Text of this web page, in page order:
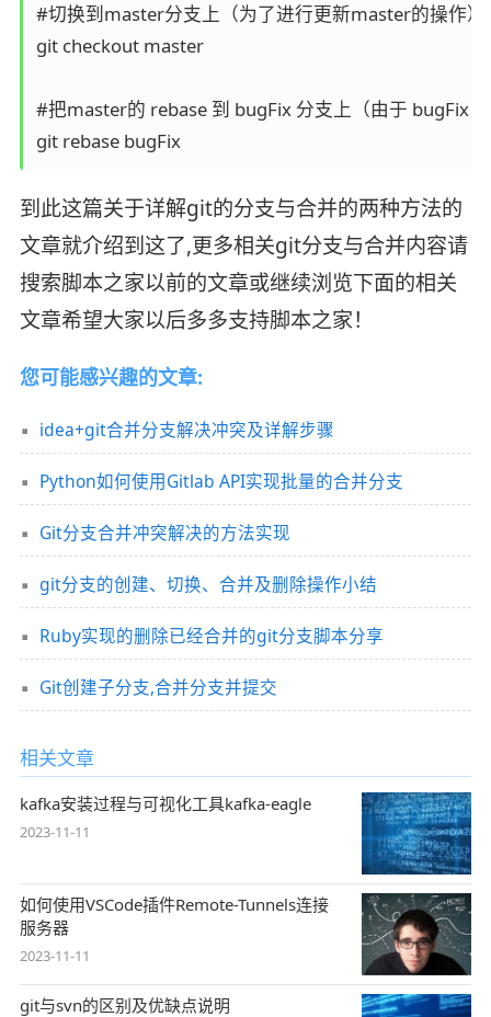
#切换到master分支上（为了进行更新master的操作）
git checkout master
#把master的 rebase 到 bugFix 分支上（由于 bugFix
git rebase bugFix
到此这篇关于详解git的分支与合并的两种方法的
文章就介绍到这了,更多相关git分支与合并内容请
搜索脚本之家以前的文章或继续浏览下面的相关
文章希望大家以后多多支持脚本之家！
您可能感兴趣的文章:
idea+git合并分支解决冲突及详解步骤
Python如何使用Gitlab API实现批量的合并分支
Git分支合并冲突解决的方法实现
git分支的创建、切换、合并及删除操作小结
Ruby实现的删除已经合并的git分支脚本分享
Git创建子分支,合并分支并提交
相关文章
kafka安装过程与可视化工具kafka-eagle
2023-11-11
如何使用VSCode插件Remote-Tunnels连接
服务器
2023-11-11
git与svn的区别及优缺点说明